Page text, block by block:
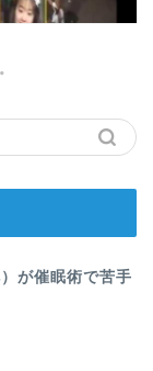
が催眠術で苦手